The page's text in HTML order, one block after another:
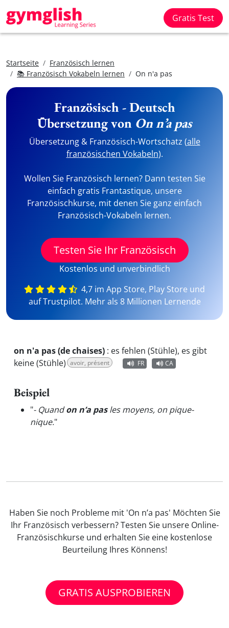
Gratis Test
Startseite
Französisch lernen
📚 Französisch Vokabeln lernen
On n'a pas
Französisch - Deutsch
Übersetzung von On n’a pas
Übersetzung & Französisch-Wortschatz (alle
französischen Vokabeln).
Wollen Sie Französisch lernen? Dann testen Sie
einfach gratis Frantastique, unsere
Französischkurse, mit denen Sie ganz einfach
Französisch-Vokabeln lernen.
Testen Sie Ihr Französisch
Kostenlos und unverbindlich
4,7 im App Store, Play Store und
auf Trustpilot. Mehr als 8 Millionen Lernende
on n'a pas (de chaises) : es fehlen (Stühle), es gibt
keine (Stühle) avoir, présent FR CA
Beispiel
"- Quandon n’a pasles moyens, on pique-
nique."
Haben Sie noch Probleme mit 'On n’a pas' Möchten Sie
Ihr Französisch verbessern? Testen Sie unsere Online-
Französischkurse und erhalten Sie eine kostenlose
Beurteilung Ihres Könnens!
GRATIS AUSPROBIEREN